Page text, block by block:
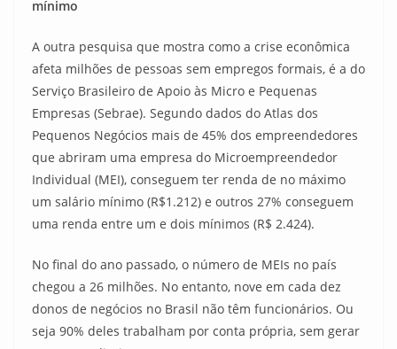
mínimo
A outra pesquisa que mostra como a crise econômica
afeta milhões de pessoas sem empregos formais, é a do
Serviço Brasileiro de Apoio às Micro e Pequenas
Empresas (Sebrae). Segundo dados do Atlas dos
Pequenos Negócios mais de 45% dos empreendedores
que abriram uma empresa do Microempreendedor
Individual (MEI), conseguem ter renda de no máximo
um salário mínimo (R$1.212) e outros 27% conseguem
uma renda entre um e dois mínimos (R$ 2.424).
No final do ano passado, o número de MEIs no país
chegou a 26 milhões. No entanto, nove em cada dez
donos de negócios no Brasil não têm funcionários. Ou
seja 90% deles trabalham por conta própria, sem gerar